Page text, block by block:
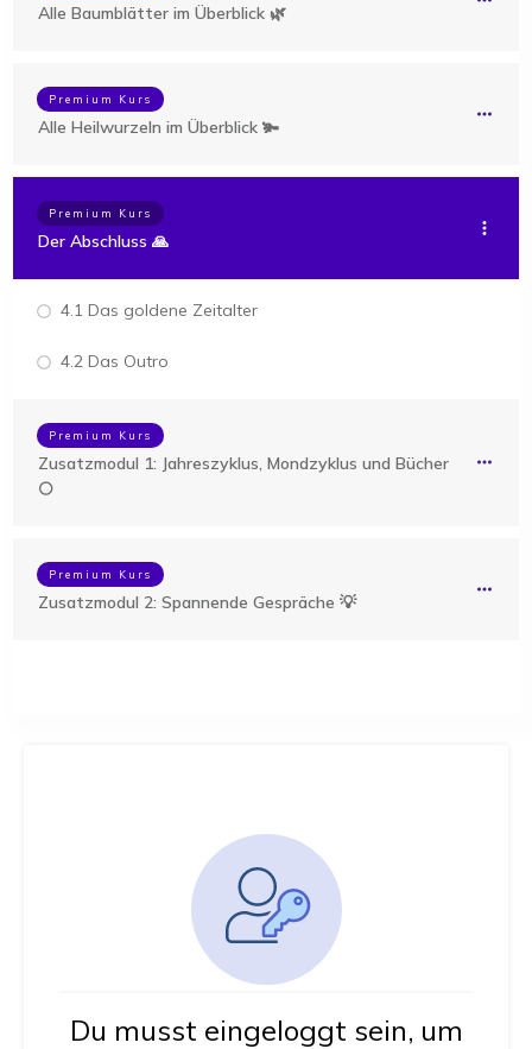
Du musst eingeloggt sein, um
Alle Baumblätter im Überblick 🌿
Premium Kurs
Alle Heilwurzeln im Überblick 🫚
Premium Kurs
Der Abschluss 🙏
4.1 Das goldene Zeitalter
4.2 Das Outro
Premium Kurs
Zusatzmodul 1: Jahreszyklus, Mondzyklus und Bücher
🌕
Premium Kurs
Zusatzmodul 2: Spannende Gespräche 💡